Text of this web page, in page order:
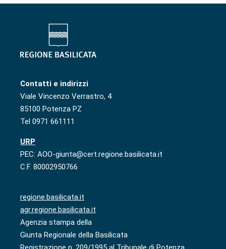
Contatti e indirizzi
Viale Vincenzo Verrastro, 4
85100 Potenza PZ
Tel 0971 661111
URP
PEC: AOO-giunta@cert.regione.basilicata.it
C.F. 80002950766
regione.basilicata.it
agr.regione.basilicata.it
Agenzia stampa della
Giunta Regionale della Basilicata